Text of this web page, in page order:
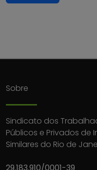
Sobre
Sindicato dos
Públicos e Privados de
Similares do Rio de
29.183.910/0001-39